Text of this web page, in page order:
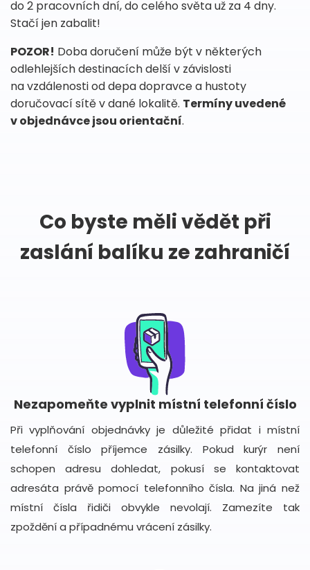
do 2 pracovních dní, do celého světa už za 4 dny.
Stačí jen zabalit!
POZOR! Doba doručení může být v některých
odlehlejších destinacích delší v závislosti
na vzdálenosti od depa dopravce a hustoty
doručovací sítě v dané lokalitě. Termíny uvedené
v objednávce jsou orientační.
Co byste měli vědět při
zaslání balíku ze zahraničí
Nezapomeňte vyplnit místní telefonní číslo
Při vyplňování objednávky je důležité přidat i místní
telefonní číslo příjemce zásilky. Pokud kurýr není
schopen adresu dohledat, pokusí se kontaktovat
adresáta právě pomocí telefonního čísla. Na jiná než
místní čísla řidiči obvykle nevolají. Zamezíte tak
zpoždění a případnému vrácení zásilky.